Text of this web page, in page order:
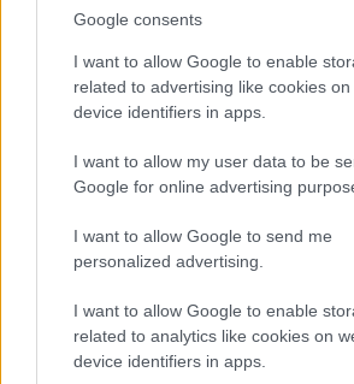
Google consents
I want to allow Google to enable
related to advertising like cookies
device identifiers in apps.
I want to allow my user data to be
Google for online advertising
I want to allow Google to send me
personalized advertising.
I want to allow Google to enable
related to analytics like cookies on
device identifiers in apps.